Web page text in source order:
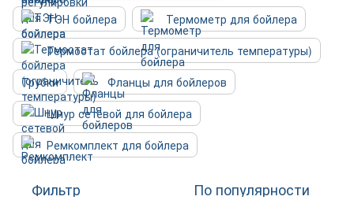
ТЭН бойлера
Термометр для бойлера
Термостат бойлера (ограничитель температуры)
Трубки
Фланцы для бойлеров
Шнур сетевой для бойлера
Ремкомплект для бойлера
Фильтр По популярности